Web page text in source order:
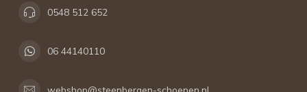
0548 512 652
06 44140110